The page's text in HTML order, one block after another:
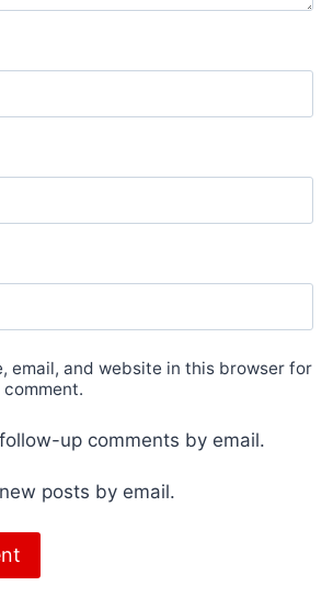
email, and website in this browser for
up comments by email.
posts by email.